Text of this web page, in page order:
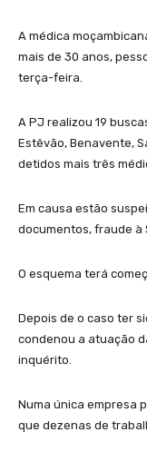
A médica
mais de 30 anos,
terça-feira.
A PJ realizou 19
Estêvão, Benavente,
detidos mais três
Em causa estão
documentos, fraude à
O esquema terá
Depois de o caso ter
condenou a atuação
inquérito.
Numa única empresa
que dezenas de